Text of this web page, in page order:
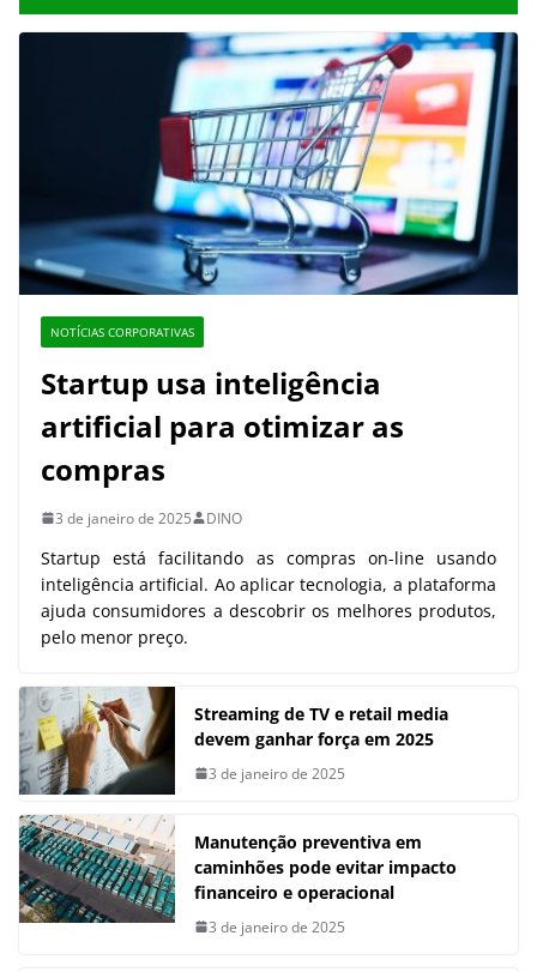
NOTÍCIAS CORPORATIVAS
Startup usa inteligência
artificial para otimizar as
compras
3 de janeiro de 2025 DINO
Startup está facilitando as compras on-line usando
inteligência artificial. Ao aplicar tecnologia, a plataforma
ajuda consumidores a descobrir os melhores produtos,
pelo menor preço.
Streaming de TV e retail media
devem ganhar força em 2025
3 de janeiro de 2025
Manutenção preventiva em
caminhões pode evitar impacto
financeiro e operacional
3 de janeiro de 2025